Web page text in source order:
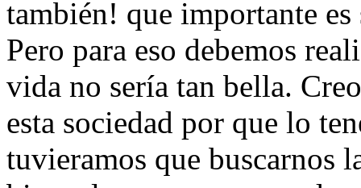
también! que importante
Pero para eso debemos
vida no sería tan bella.
esta sociedad por que lo
tuvieramos que buscarnos